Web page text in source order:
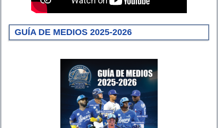
GUÍA DE MEDIOS 2025-2026